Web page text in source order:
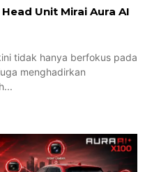
Unit Mirai Aura AI
tidak hanya berfokus pada
menghadirkan